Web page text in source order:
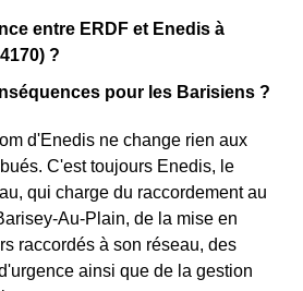
entre ERDF et Enedis à
?
pour les Barisiens ?
d'Enedis ne change rien aux
C'est toujours Enedis, le
qui charge du raccordement au
Au-Plain, de la mise en
raccordés à son réseau, des
ainsi que de la gestion